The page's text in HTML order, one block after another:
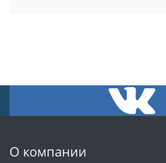
О компании